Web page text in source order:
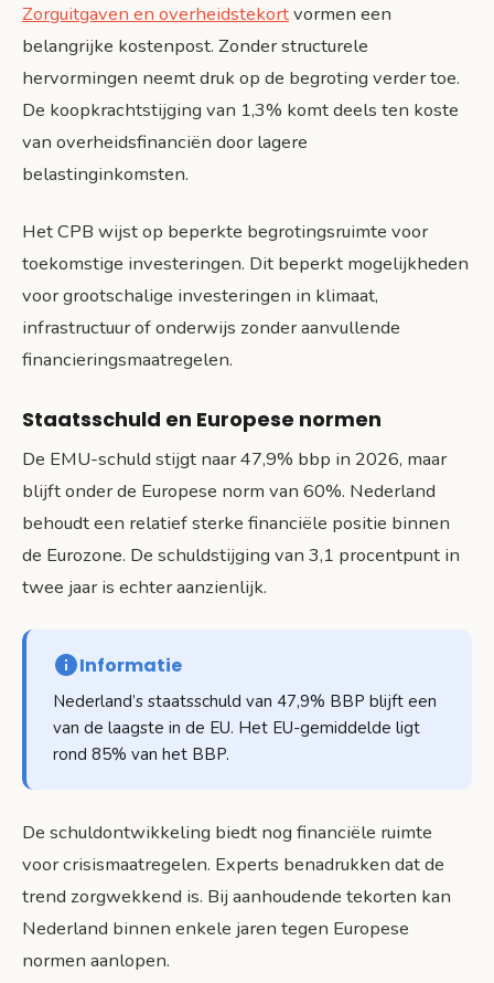
Zorguitgaven en overheidstekortvormen een
belangrijke kostenpost. Zonder structurele
hervormingen neemt druk op de begroting verder toe.
De koopkrachtstijging van 1,3% komt deels ten koste
van overheidsfinanciën door lagere
belastinginkomsten.
Het CPB wijst op beperkte begrotingsruimte voor
toekomstige investeringen. Dit beperkt mogelijkheden
voor grootschalige investeringen in klimaat,
infrastructuur of onderwijs zonder aanvullende
financieringsmaatregelen.
Staatsschuld en Europese normen
De EMU-schuld stijgt naar 47,9% bbp in 2026, maar
blijft onder de Europese norm van 60%. Nederland
behoudt een relatief sterke financiële positie binnen
de Eurozone. De schuldstijging van 3,1 procentpunt in
twee jaar is echter aanzienlijk.
Informatie
Nederland’s staatsschuld van 47,9% BBP blijft een
van de laagste in de EU. Het EU-gemiddelde ligt
rond 85% van het BBP.
De schuldontwikkeling biedt nog financiële ruimte
voor crisismaatregelen. Experts benadrukken dat de
trend zorgwekkend is. Bij aanhoudende tekorten kan
Nederland binnen enkele jaren tegen Europese
normen aanlopen.